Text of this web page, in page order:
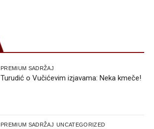
PREMIUM SADRŽAJ
Turudić o Vučićevim izjavama: Neka kmeče!
PREMIUM SADRŽAJ UNCATEGORIZED